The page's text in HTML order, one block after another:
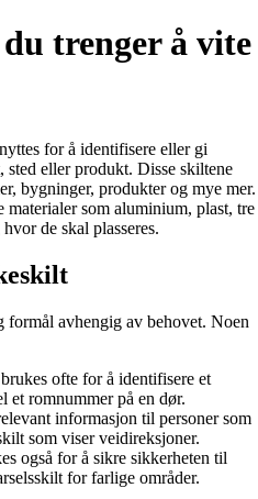
trenger å vite
for å identifisere eller gi
eller produkt. Disse skiltene
bygninger, produkter og mye mer.
som aluminium, plast, tre
de skal plasseres.
avhengig av behovet. Noen
ofte for å identifisere et
et romnummer på en dør.
informasjon til personer som
som viser veidireksjoner.
også for å sikre sikkerheten til
for farlige områder.